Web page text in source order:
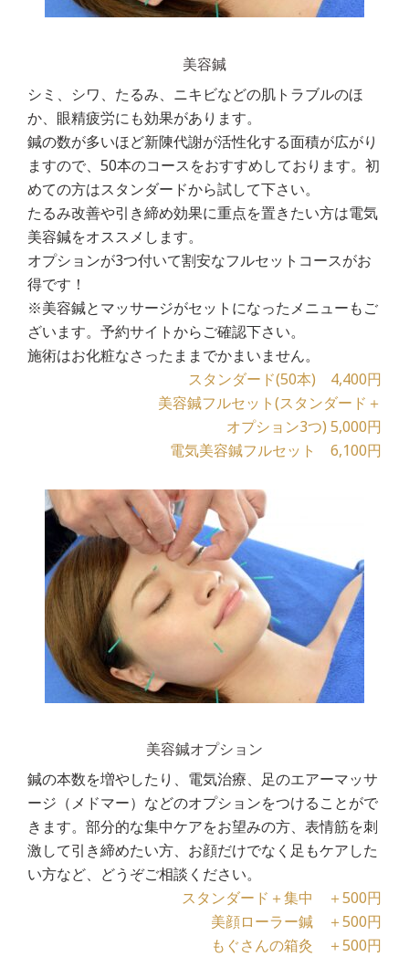
美容鍼
シミ、シワ、たるみ、ニキビなどの肌トラブルのほ
か、眼精疲労にも効果があります。
鍼の数が多いほど新陳代謝が活性化する面積が広がり
ますので、50本のコースをおすすめしております。初
めての方はスタンダードから試して下さい。
たるみ改善や引き締め効果に重点を置きたい方は電気
美容鍼をオススメします。
オプションが3つ付いて割安なフルセットコースがお
得です！
※美容鍼とマッサージがセットになったメニューもご
ざいます。予約サイトからご確認下さい。
施術はお化粧なさったままでかまいません。
スタンダード(50本) 4,400円
美容鍼フルセット(スタンダード＋
オプション3つ) 5,000円
電気美容鍼フルセット 6,100円
美容鍼オプション
鍼の本数を増やしたり、電気治療、足のエアーマッサ
ージ（メドマー）などのオプションをつけることがで
きます。部分的な集中ケアをお望みの方、表情筋を刺
激して引き締めたい方、お顔だけでなく足もケアした
い方など、どうぞご相談ください。
スタンダード＋集中 ＋500円
美顔ローラー鍼 ＋500円
もぐさんの箱灸 ＋500円